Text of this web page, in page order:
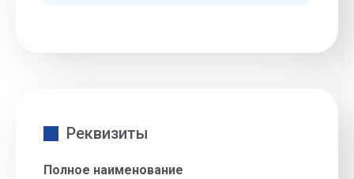
Реквизиты
Полное наименование